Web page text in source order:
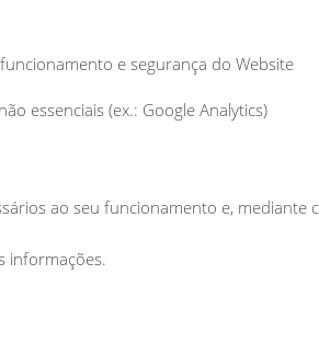
e segurança do Website
essenciais (ex.: Google Analytics)
ao seu funcionamento e, mediante
informações.